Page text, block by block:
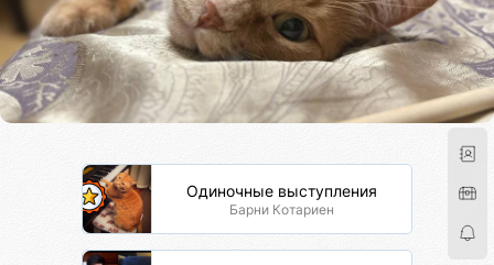
Одиночные выступления
Барни Котариен